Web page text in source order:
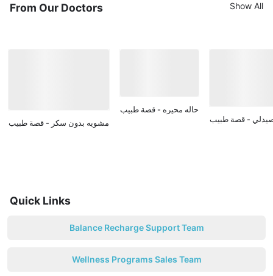
From Our Doctors Show All
مشويه بدون سكر - قصة طبيب
حاله محيره - قصة طبيب
- قصة طبيب
Quick Links
Balance Recharge Support Team
Wellness Programs Sales Team